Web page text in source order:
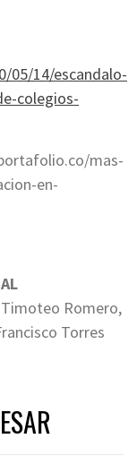
05/14/escandalo-
colegios-
mas-
en-
Romero,
Torres